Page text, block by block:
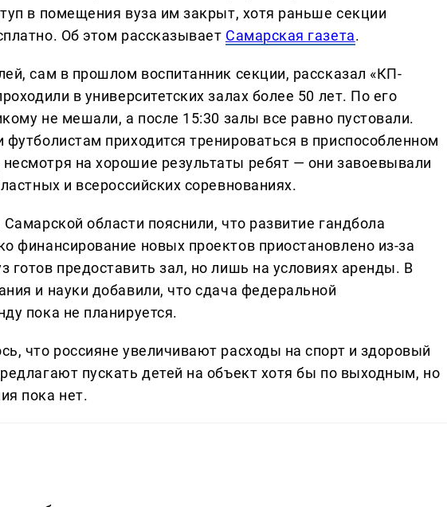
в помещения вуза им закрыт, хотя раньше секции
Об этом рассказывает Самарская газета.
сам в прошлом воспитанник секции, рассказал «КП-
в университетских залах более 50 лет. По его
не мешали, а после 15:30 залы все равно пустовали.
футболистам приходится тренироваться в приспособленном
на хорошие результаты ребят — они завоевывали
и всероссийских соревнованиях.
области пояснили, что развитие гандбола
финансирование новых проектов приостановлено из-за
предоставить зал, но лишь на условиях аренды. В
и науки добавили, что сдача федеральной
пока не планируется.
что россияне увеличивают расходы на спорт и здоровый
пускать детей на объект хотя бы по выходным, но
пока нет.